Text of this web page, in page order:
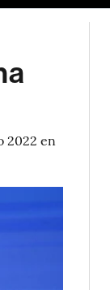
2022 en